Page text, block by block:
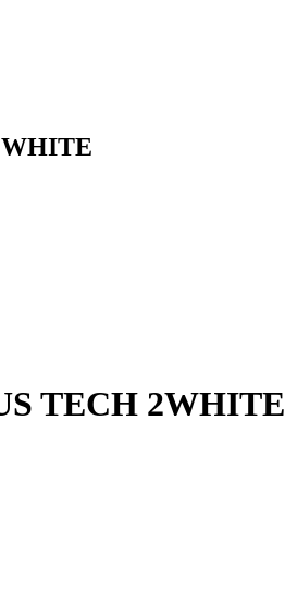
TECH 2WHITE